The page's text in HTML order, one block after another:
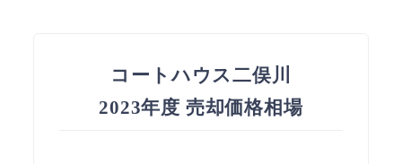
コートハウス二俣川
2023年度 売却価格相場